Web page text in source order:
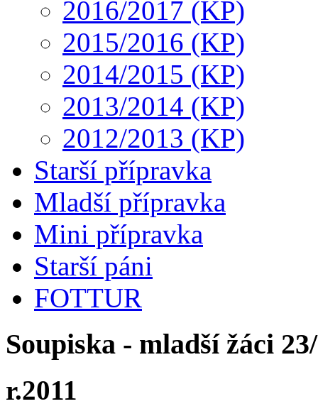
2016/2017 (KP)
2015/2016 (KP)
2014/2015 (KP)
2013/2014 (KP)
2012/2013 (KP)
Starší přípravka
Mladší přípravka
Mini přípravka
Starší páni
FOTTUR
Soupiska - mladší žáci
r.2011